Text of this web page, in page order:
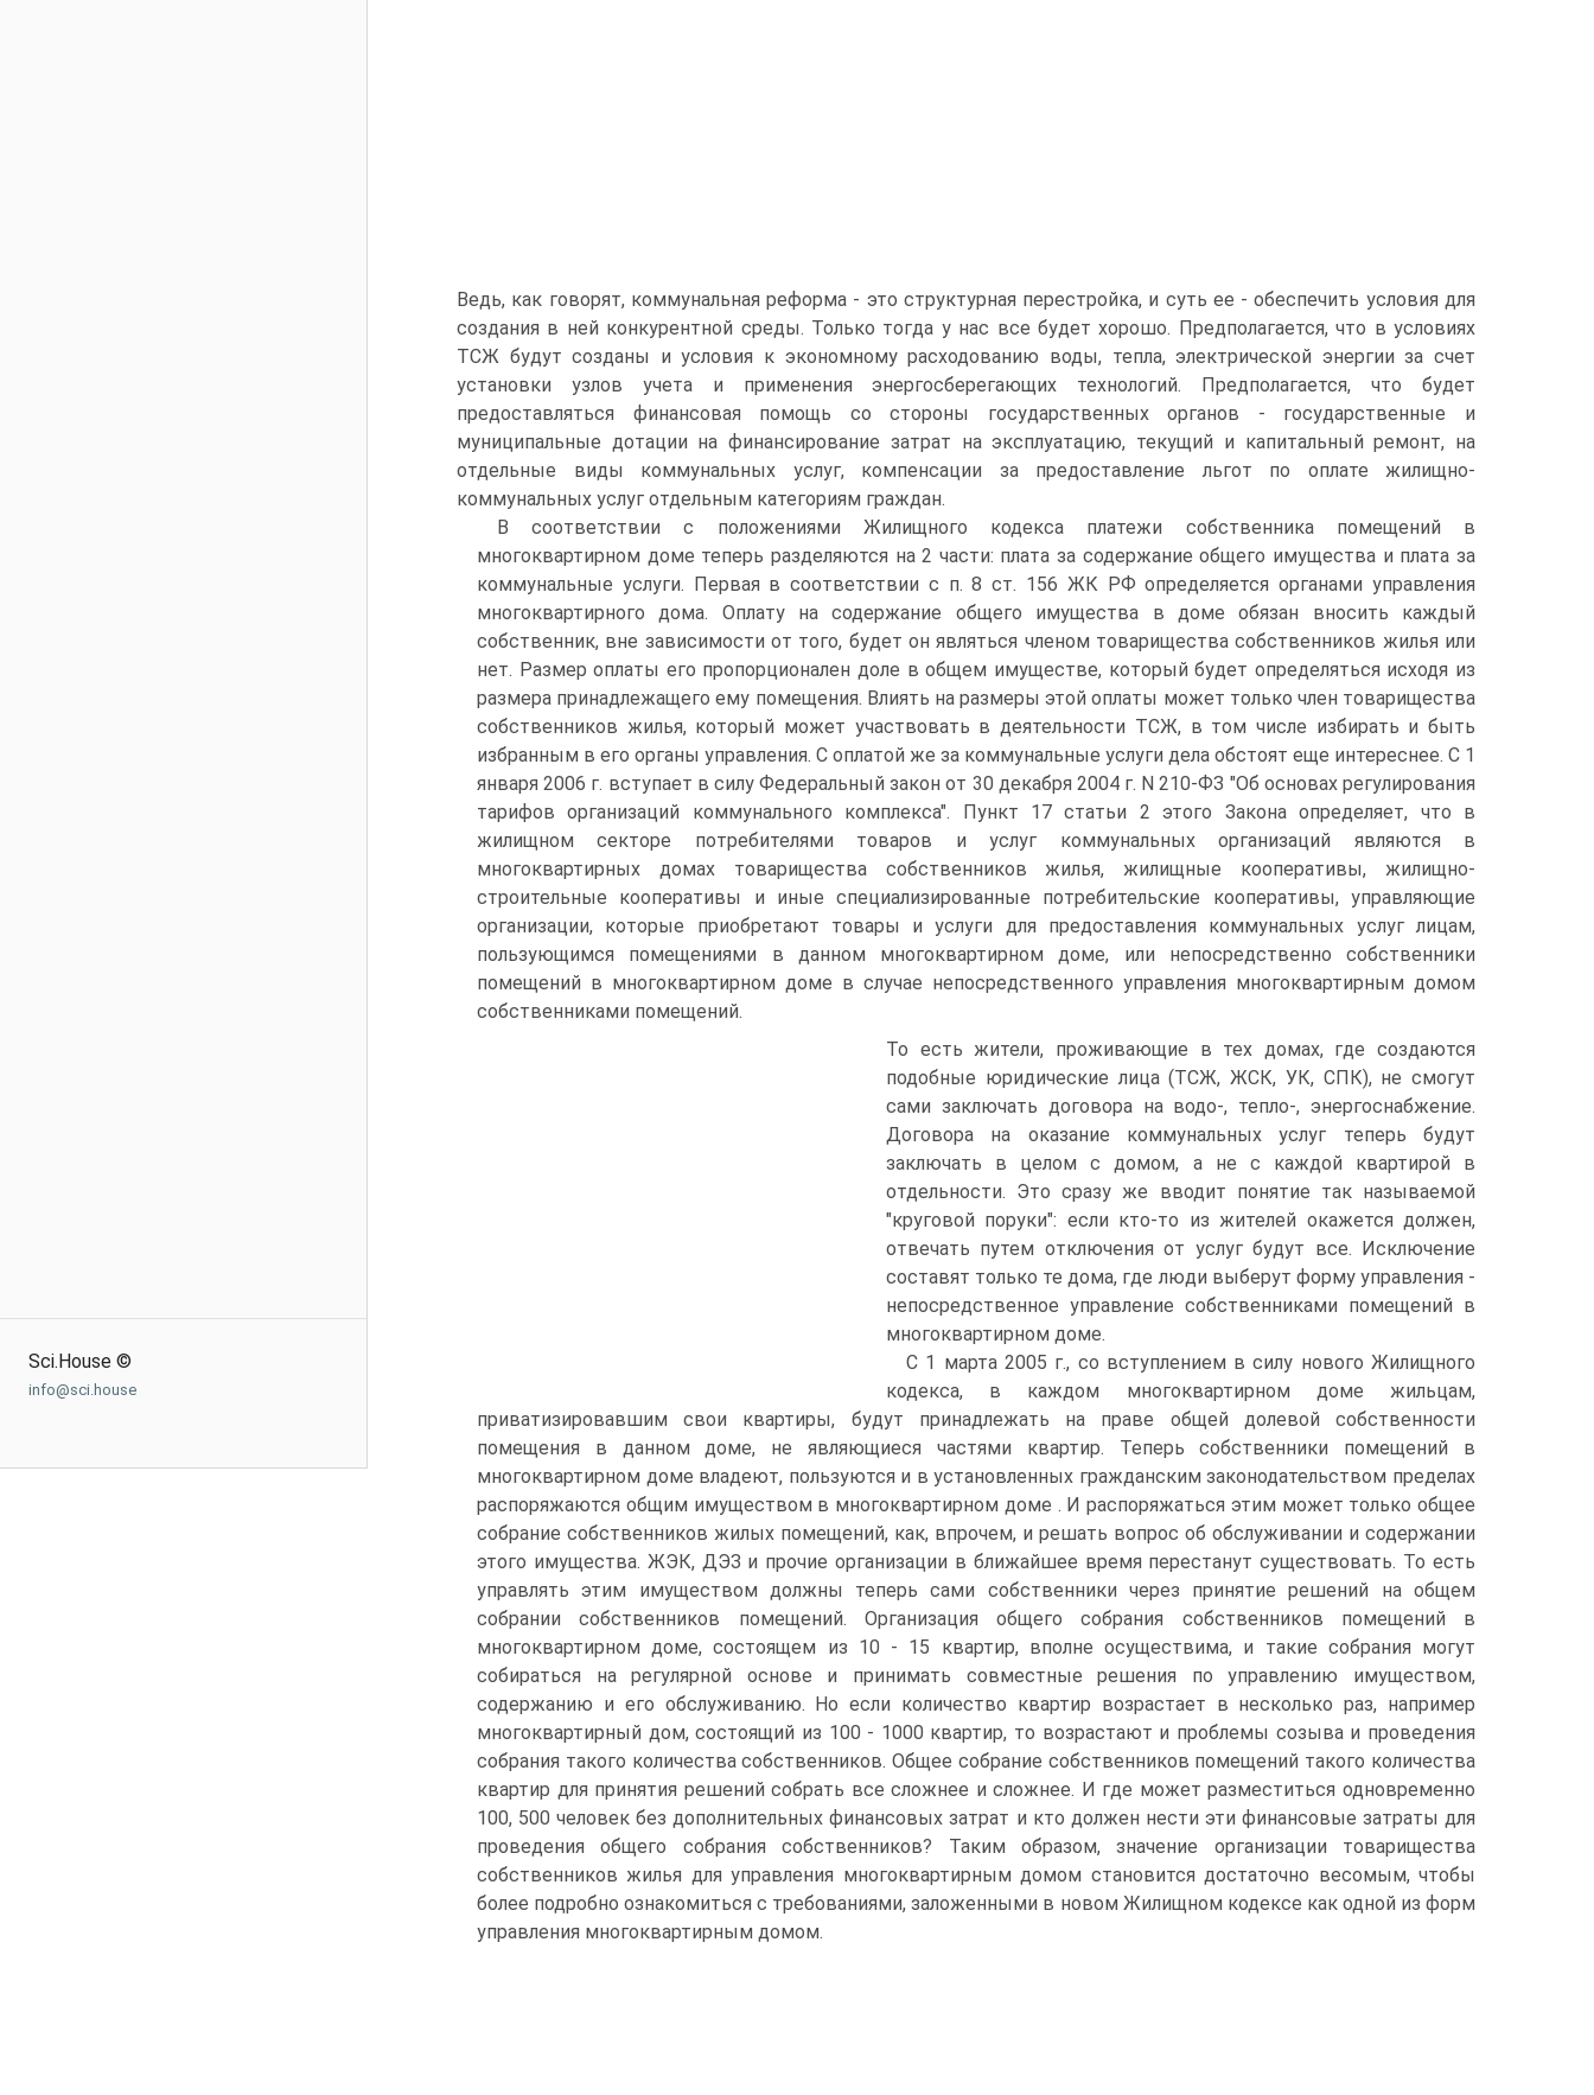
Sci.House ©
info@sci.house
Ведь, как говорят, коммунальная реформа - это структурная перестройка, и суть ее - обеспечить условия для
создания в ней конкурентной среды. Только тогда у нас все будет хорошо. Предполагается, что в условиях
ТСЖ будут созданы и условия к экономному расходованию воды, тепла, электрической энергии за счет
установки узлов учета и применения энергосберегающих технологий. Предполагается, что будет
предоставляться финансовая помощь со стороны государственных органов - государственные и
муниципальные дотации на финансирование затрат на эксплуатацию, текущий и капитальный ремонт, на
отдельные виды коммунальных услуг, компенсации за предоставление льгот по оплате жилищно-
коммунальных услуг отдельным категориям граждан.
В соответствии с положениями Жилищного кодекса платежи собственника помещений в
многоквартирном доме теперь разделяются на 2 части: плата за содержание общего имущества и плата за
коммунальные услуги. Первая в соответствии с п. 8 ст. 156 ЖК РФ определяется органами управления
многоквартирного дома. Оплату на содержание общего имущества в доме обязан вносить каждый
собственник, вне зависимости от того, будет он являться членом товарищества собственников жилья или
нет. Размер оплаты его пропорционален доле в общем имуществе, который будет определяться исходя из
размера принадлежащего ему помещения. Влиять на размеры этой оплаты может только член товарищества
собственников жилья, который может участвовать в деятельности ТСЖ, в том числе избирать и быть
избранным в его органы управления. С оплатой же за коммунальные услуги дела обстоят еще интереснее. С 1
января 2006 г. вступает в силу Федеральный закон от 30 декабря 2004 г. N 210-ФЗ "Об основах регулирования
тарифов организаций коммунального комплекса". Пункт 17 статьи 2 этого Закона определяет, что в
жилищном секторе потребителями товаров и услуг коммунальных организаций являются в
многоквартирных домах товарищества собственников жилья, жилищные кооперативы, жилищно-
строительные кооперативы и иные специализированные потребительские кооперативы, управляющие
организации, которые приобретают товары и услуги для предоставления коммунальных услуг лицам,
пользующимся помещениями в данном многоквартирном доме, или непосредственно собственники
помещений в многоквартирном доме в случае непосредственного управления многоквартирным домом
собственниками помещений.
То есть жители, проживающие в тех домах, где создаются
подобные юридические лица (ТСЖ, ЖСК, УК, СПК), не смогут
сами заключать договора на водо-, тепло-, энергоснабжение.
Договора на оказание коммунальных услуг теперь будут
заключать в целом с домом, а не с каждой квартирой в
отдельности. Это сразу же вводит понятие так называемой
"круговой поруки": если кто-то из жителей окажется должен,
отвечать путем отключения от услуг будут все. Исключение
составят только те дома, где люди выберут форму управления -
непосредственное управление собственниками помещений в
многоквартирном доме.
С 1 марта 2005 г., со вступлением в силу нового Жилищного
кодекса, в каждом многоквартирном доме жильцам,
приватизировавшим свои квартиры, будут принадлежать на праве общей долевой собственности
помещения в данном доме, не являющиеся частями квартир. Теперь собственники помещений в
многоквартирном доме владеют, пользуются и в установленных гражданским законодательством пределах
распоряжаются общим имуществом в многоквартирном доме . И распоряжаться этим может только общее
собрание собственников жилых помещений, как, впрочем, и решать вопрос об обслуживании и содержании
этого имущества. ЖЭК, ДЭЗ и прочие организации в ближайшее время перестанут существовать. То есть
управлять этим имуществом должны теперь сами собственники через принятие решений на общем
собрании собственников помещений. Организация общего собрания собственников помещений в
многоквартирном доме, состоящем из 10 - 15 квартир, вполне осуществима, и такие собрания могут
собираться на регулярной основе и принимать совместные решения по управлению имуществом,
содержанию и его обслуживанию. Но если количество квартир возрастает в несколько раз, например
многоквартирный дом, состоящий из 100 - 1000 квартир, то возрастают и проблемы созыва и проведения
собрания такого количества собственников. Общее собрание собственников помещений такого количества
квартир для принятия решений собрать все сложнее и сложнее. И где может разместиться одновременно
100, 500 человек без дополнительных финансовых затрат и кто должен нести эти финансовые затраты для
проведения общего собрания собственников? Таким образом, значение организации товарищества
собственников жилья для управления многоквартирным домом становится достаточно весомым, чтобы
более подробно ознакомиться с требованиями, заложенными в новом Жилищном кодексе как одной из форм
управления многоквартирным домом.